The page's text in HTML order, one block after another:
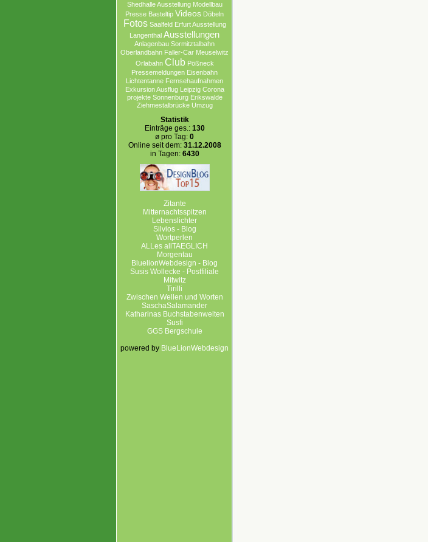
Shedhalle Ausstellung Modellbau
Presse Basteltip Videos Döbeln
Fotos Saalfeld Erfurt Ausstellung
Langenthal Ausstellungen
Anlagenbau Sormitztalbahn
Oberlandbahn Faller-Car Meuselwitz
Orlabahn Club Pößneck
Pressemeldungen Eisenbahn
Lichtentanne Fernsehaufnahmen
Exkursion Ausflug Leipzig Corona
projekte Sonnenburg Erikswalde
Ziehmestalbrücke Umzug
Statistik
Einträge ges.: 130
ø pro Tag: 0
Online seit dem: 31.12.2008
in Tagen: 6430
Zitante
Mitternachtsspitzen
Lebenslichter
Silvios - Blog
Wortperlen
ALLes allTAEGLICH
Morgentau
BluelionWebdesign - Blog
Susis Wollecke - Postfiliale
Mitwitz
Tirilli
Zwischen Wellen und Worten
SaschaSalamander
Katharinas Buchstabenwelten
Susfi
GGS Bergschule
powered by BlueLionWebdesign